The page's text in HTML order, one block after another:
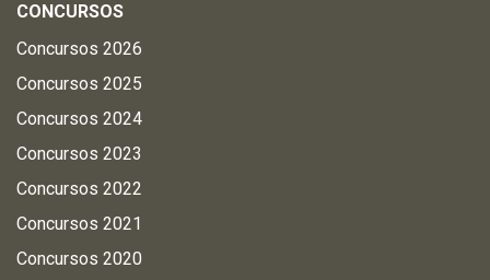
CONCURSOS
Concursos 2026
Concursos 2025
Concursos 2024
Concursos 2023
Concursos 2022
Concursos 2021
Concursos 2020